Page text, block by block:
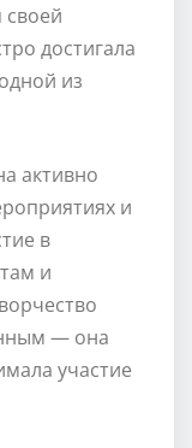
своей
достигала
из
активно
и
в
и
— она
участие